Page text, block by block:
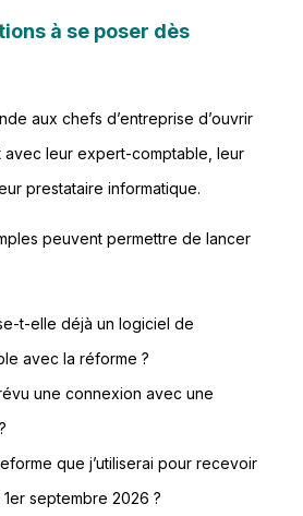
à se poser dès
aux chefs d’entreprise d’ouvrir
avec leur expert-comptable, leur
prestataire informatique.
peuvent permettre de lancer
t-elle déjà un logiciel de
avec la réforme ?
une connexion avec une
que j’utiliserai pour recevoir
septembre 2026 ?